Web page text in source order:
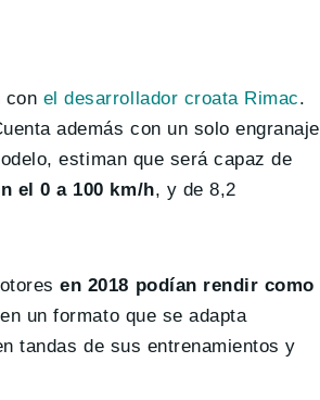
con el desarrollador croata Rimac.
además con un solo engranaje
estiman que será capaz de
el 0 a 100 km/h, y de 8,2
en 2018 podían rendir como
un formato que se adapta
tandas de sus entrenamientos y